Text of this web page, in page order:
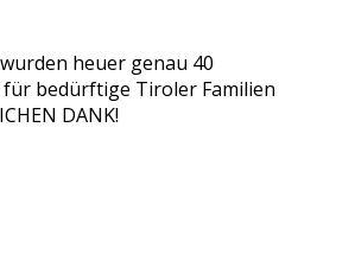
heuer genau 40
bedürftige Tiroler Familien
DANK!